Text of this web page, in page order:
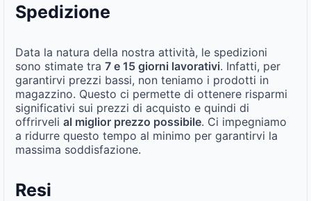
Spedizione
Data la natura della nostra attività, le spedizioni
sono stimate tra 7 e 15 giorni lavorativi. Infatti, per
garantirvi prezzi bassi, non teniamo i prodotti in
magazzino. Questo ci permette di ottenere risparmi
significativi sui prezzi di acquisto e quindi di
offrirveli al miglior prezzo possibile. Ci impegniamo
a ridurre questo tempo al minimo per garantirvi la
massima soddisfazione.
Resi